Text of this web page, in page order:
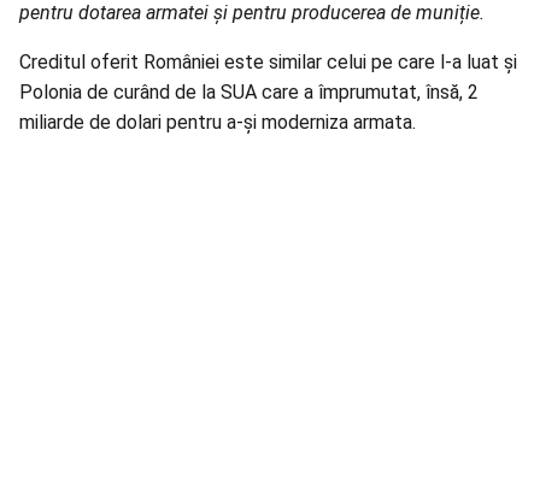
pentru dotarea armatei și pentru producerea de muniție.
Creditul oferit României este similar celui pe care l-a luat şi
Polonia de curând de la SUA care a împrumutat, însă, 2
miliarde de dolari pentru a-şi moderniza armata.